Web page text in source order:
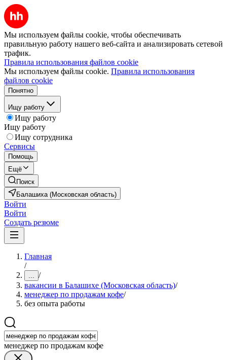
Мы используем файлы cookie, чтобы обеспечивать
правильную работу нашего веб-сайта и анализировать сетевой
трафик.
Правила использования файлов cookie
Мы используем файлы cookie. Правила использования
файлов cookie
Понятно
Ищу работу
Ищу работу
Ищу работу
Ищу сотрудника
Сервисы
Помощь
Ещё
Поиск
Балашиха (Московская область)
Войти
Войти
Создать резюме
Главная
/
... /
вакансии в Балашихе (Московская область)/
менеджер по продажам кофе/
без опыта работы
менеджер по продажам кофе